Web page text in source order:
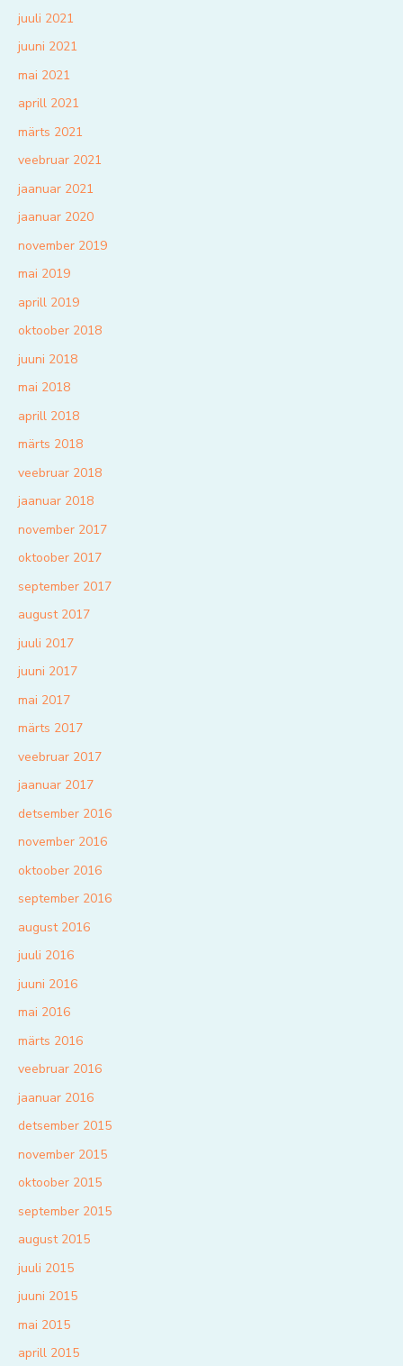
juuli 2021
juuni 2021
mai 2021
aprill 2021
märts 2021
veebruar 2021
jaanuar 2021
jaanuar 2020
november 2019
mai 2019
aprill 2019
oktoober 2018
juuni 2018
mai 2018
aprill 2018
märts 2018
veebruar 2018
jaanuar 2018
november 2017
oktoober 2017
september 2017
august 2017
juuli 2017
juuni 2017
mai 2017
märts 2017
veebruar 2017
jaanuar 2017
detsember 2016
november 2016
oktoober 2016
september 2016
august 2016
juuli 2016
juuni 2016
mai 2016
märts 2016
veebruar 2016
jaanuar 2016
detsember 2015
november 2015
oktoober 2015
september 2015
august 2015
juuli 2015
juuni 2015
mai 2015
aprill 2015